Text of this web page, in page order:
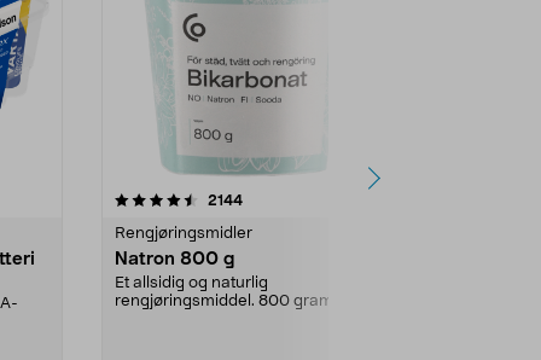
2144anmeldelser
Rengjøringsmidler
Natron 800 g
Et allsidig og naturlig
rengjøringsmiddel. 800 gram
4.0av 5 stjerner